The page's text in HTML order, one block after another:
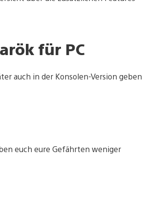
für PC
auch in der Konsolen-Version geben
euch eure Gefährten weniger